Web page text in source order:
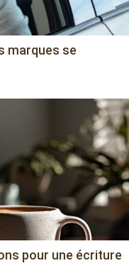
marques se
pour une écriture